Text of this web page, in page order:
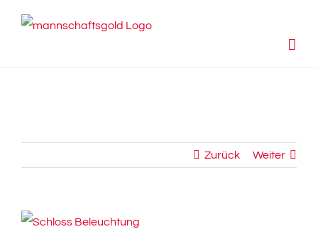
Zurück Weiter
View